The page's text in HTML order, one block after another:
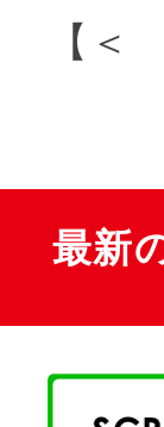
【 ＜
最新